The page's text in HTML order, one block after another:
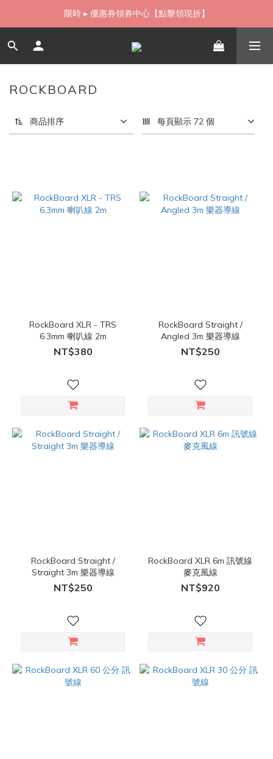
如需當日配送貨海外寄送，歡迎直接與我們聯繫
限時 ▸ 優惠券領券中心【點擊領現折】
如需當日配送貨海外寄送，歡迎直接與我們聯繫
ROCKBOARD
商品排序 每頁顯示 72 個
RockBoard XLR - TRS
6.3mm 喇叭線 2m
NT$380
RockBoard Straight /
Angled 3m 樂器導線
NT$250
RockBoard Straight /
Straight 3m 樂器導線
NT$250
RockBoard XLR 6m 訊號線
麥克風線
NT$920